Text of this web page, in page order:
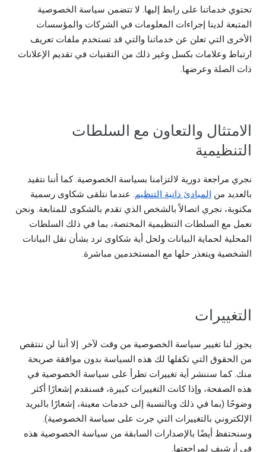
تحتوي خدماتنا على رابط إليها. لا تتضمن سياسة الخصوصية
المتبعة لدينا إجراءات المعلومات في الشركات والمؤسسات
الأخرى التي تعلن عن خدماتنا والتي قد تستخدم ملفات تعريف
ارتباط وعلامات بكسل وغير ذلك من التقنيات في تقديم الإعلانات
ذات الصلة وعرضها.
الامتثال والتعاون مع السلطات
التنظيمية
نجري مراجعة دورية لالتزامنا بسياسة الخصوصية. كما أننا نتقيد
بالعديد من المبادئ ذاتية التنظيم. عندما نتلقى شكاوى رسمية
مكتوبة، نجري اتصالاً بالشخص الذي تقدم بالشكوى للمتابعة. ونحن
نعمل مع السلطات التنظيمية المختصة، بما في ذلك السلطات
المحلية لحماية البيانات ولحل أية شكاوى ترد بشأن نقل البيانات
الشخصية ويتعذر حلها مع المستخدمين مباشرة.
التغييرات
يجوز لنا تغيير سياسة الخصوصية من وقت لآخر. إلا أننا لن ننتقص
من الحقوق التي تكفلها لك هذه السياسة بدون موافقة صريحة
منك. كما سننشر أية تغييرات تطرأ على سياسة الخصوصية في
هذه الصفحة، وإذا كانت التغييرات كبيرة، فسنقدم إشعارًا أكثر
وضوحًا (بما في ذلك وبالنسبة إلى خدمات معينة، إشعارًا بالبريد
الإلكتروني بالتغييرات التي جرت على سياسة الخصوصية).
وسنحتفظ أيضًا بالإصدارات السابقة من سياسة الخصوصية هذه
في أرشيف لمراجعتها.